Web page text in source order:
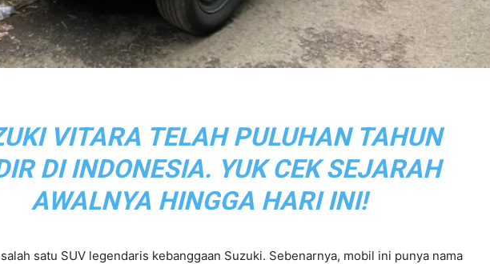
VITARA TELAH PULUHAN TAHUN
DI INDONESIA. YUK CEK SEJARAH
AWALNYA HINGGA HARI INI!
satu SUV legendaris kebanggaan Suzuki. Sebenarnya, mobil ini punya nama